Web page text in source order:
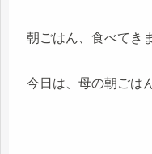
朝ごはん、食べてき
今日は、母の朝ごは